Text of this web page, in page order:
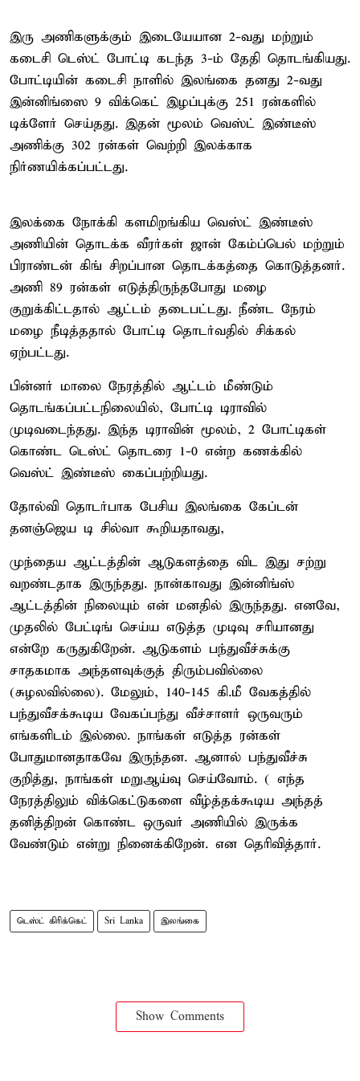
இரு அணிகளுக்கும் இடையேயான 2-வது மற்றும்
கடைசி டெஸ்ட் போட்டி கடந்த 3-ம் தேதி தொடங்கியது.
போட்டியின் கடைசி நாளில் இலங்கை தனது 2-வது
இன்னிங்ஸை 9 விக்கெட் இழப்புக்கு 251 ரன்களில்
டிக்ளேர் செய்தது. இதன் மூலம் வெஸ்ட் இண்டீஸ்
அணிக்கு 302 ரன்கள் வெற்றி இலக்காக
நிர்ணயிக்கப்பட்டது.
இலக்கை நோக்கி களமிறங்கிய வெஸ்ட் இண்டீஸ்
அணியின் தொடக்க வீரர்கள் ஜான் கேம்ப்பெல் மற்றும்
பிராண்டன் கிங் சிறப்பான தொடக்கத்தை கொடுத்தனர்.
அணி 89 ரன்கள் எடுத்திருந்தபோது மழை
குறுக்கிட்டதால் ஆட்டம் தடைபட்டது. நீண்ட நேரம்
மழை நீடித்ததால் போட்டி தொடர்வதில் சிக்கல்
ஏற்பட்டது.
பின்னர் மாலை நேரத்தில் ஆட்டம் மீண்டும்
தொடங்கப்பட்டநிலையில், போட்டி டிராவில்
முடிவடைந்தது. இந்த டிராவின் மூலம், 2 போட்டிகள்
கொண்ட டெஸ்ட் தொடரை 1-0 என்ற கணக்கில்
வெஸ்ட் இண்டீஸ் கைப்பற்றியது.
தோல்வி தொடர்பாக பேசிய இலங்கை கேப்டன்
தனஞ்ஜெய டி சில்வா கூறியதாவது,
முந்தைய ஆட்டத்தின் ஆடுகளத்தை விட இது சற்று
வறண்டதாக இருந்தது. நான்காவது இன்னிங்ஸ்
ஆட்டத்தின் நிலையும் என் மனதில் இருந்தது. எனவே,
முதலில் பேட்டிங் செய்ய எடுத்த முடிவு சரியானது
என்றே கருதுகிறேன். ஆடுகளம் பந்துவீச்சுக்கு
சாதகமாக அந்தளவுக்குத் திரும்பவில்லை
(சுழலவில்லை). மேலும், 140-145 கி.மீ வேகத்தில்
பந்துவீசக்கூடிய வேகப்பந்து வீச்சாளர் ஒருவரும்
எங்களிடம் இல்லை. நாங்கள் எடுத்த ரன்கள்
போதுமானதாகவே இருந்தன. ஆனால் பந்துவீச்சு
குறித்து, நாங்கள் மறுஆய்வு செய்வோம். ( எந்த
நேரத்திலும் விக்கெட்டுகளை வீழ்த்தக்கூடிய அந்தத்
தனித்திறன் கொண்ட ஒருவர் அணியில் இருக்க
வேண்டும் என்று நினைக்கிறேன். என தெரிவித்தார்.
டெஸ்ட் கிரிக்கெட் Sri Lanka இலங்கை
Show Comments